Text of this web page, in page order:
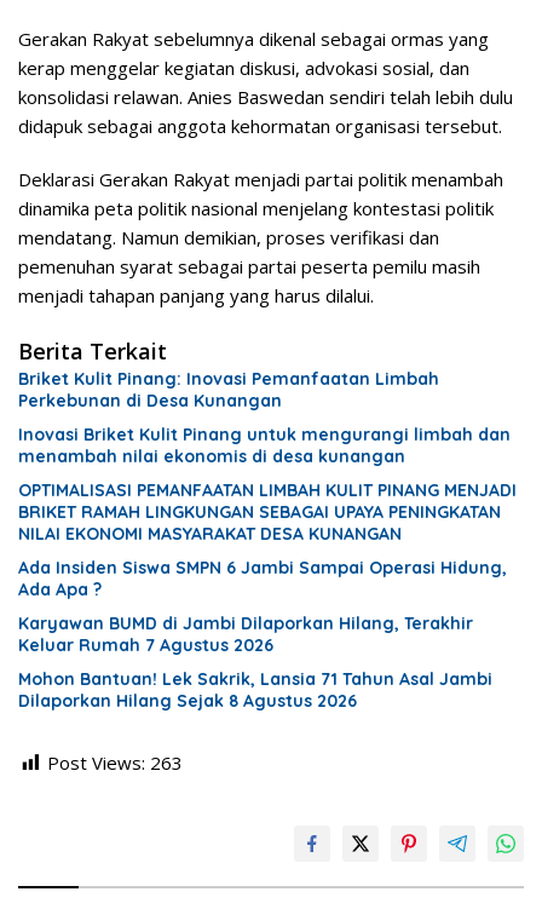
Gerakan Rakyat sebelumnya dikenal sebagai ormas yang
kerap menggelar kegiatan diskusi, advokasi sosial, dan
konsolidasi relawan. Anies Baswedan sendiri telah lebih dulu
didapuk sebagai anggota kehormatan organisasi tersebut.
Deklarasi Gerakan Rakyat menjadi partai politik menambah
dinamika peta politik nasional menjelang kontestasi politik
mendatang. Namun demikian, proses verifikasi dan
pemenuhan syarat sebagai partai peserta pemilu masih
menjadi tahapan panjang yang harus dilalui.
Berita Terkait
Briket Kulit Pinang: Inovasi Pemanfaatan Limbah
Perkebunan di Desa Kunangan
Inovasi Briket Kulit Pinang untuk mengurangi limbah dan
menambah nilai ekonomis di desa kunangan
OPTIMALISASI PEMANFAATAN LIMBAH KULIT PINANG MENJADI
BRIKET RAMAH LINGKUNGAN SEBAGAI UPAYA PENINGKATAN
NILAI EKONOMI MASYARAKAT DESA KUNANGAN
Ada Insiden Siswa SMPN 6 Jambi Sampai Operasi Hidung,
Ada Apa ?
Karyawan BUMD di Jambi Dilaporkan Hilang, Terakhir
Keluar Rumah 7 Agustus 2026
Mohon Bantuan! Lek Sakrik, Lansia 71 Tahun Asal Jambi
Dilaporkan Hilang Sejak 8 Agustus 2026
Post Views: 263